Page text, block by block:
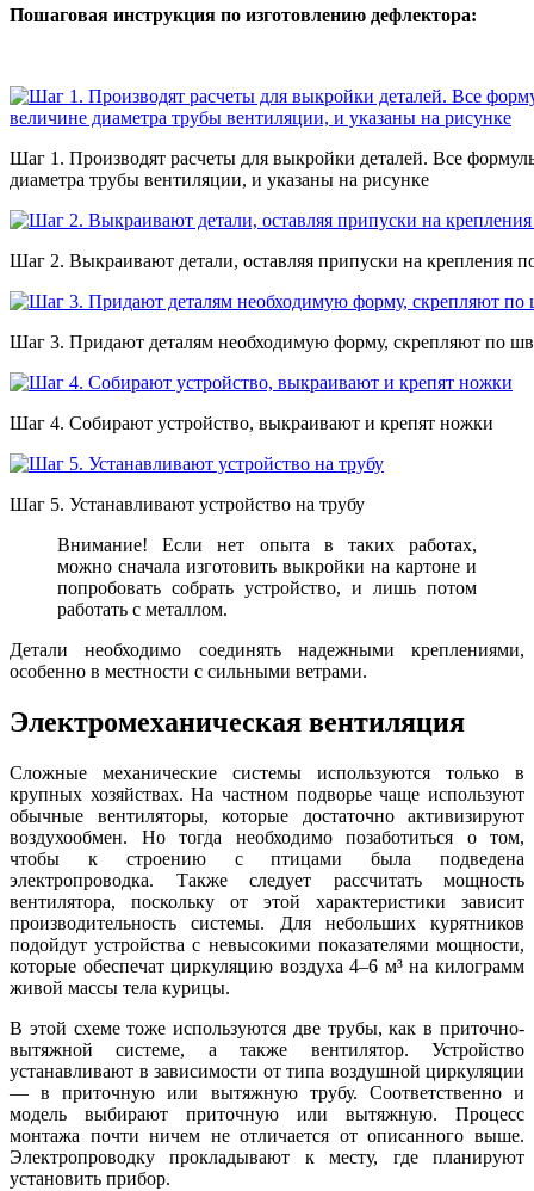
Пошаговая инструкция по изготовлению дефлектора:
Шаг 1. Производят расчеты для выкройки деталей. Все
диаметра трубы вентиляции, и указаны на рисунке
Шаг 2. Выкраивают детали, оставляя припуски на крепления
Шаг 3. Придают деталям необходимую форму, скрепляют по
Шаг 4. Собирают устройство, выкраивают и крепят ножки
Шаг 5. Устанавливают устройство на трубу
Внимание! Если нет опыта в таких работах,
можно сначала изготовить выкройки на картоне и
попробовать собрать устройство, и лишь потом
работать с металлом.
Детали необходимо соединять надежными креплениями,
особенно в местности с сильными ветрами.
Электромеханическая вентиляция
Сложные механические системы используются только в
крупных хозяйствах. На частном подворье чаще используют
обычные вентиляторы, которые достаточно активизируют
воздухообмен. Но тогда необходимо позаботиться о том,
чтобы к строению с птицами была подведена
электропроводка. Также следует рассчитать мощность
вентилятора, поскольку от этой характеристики зависит
производительность системы. Для небольших курятников
подойдут устройства с невысокими показателями мощности,
которые обеспечат циркуляцию воздуха 4–6 м³ на килограмм
живой массы тела курицы.
В этой схеме тоже используются две трубы, как в приточно-
вытяжной системе, а также вентилятор. Устройство
устанавливают в зависимости от типа воздушной циркуляции
— в приточную или вытяжную трубу. Соответственно и
модель выбирают приточную или вытяжную. Процесс
монтажа почти ничем не отличается от описанного выше.
Электропроводку прокладывают к месту, где планируют
установить прибор.